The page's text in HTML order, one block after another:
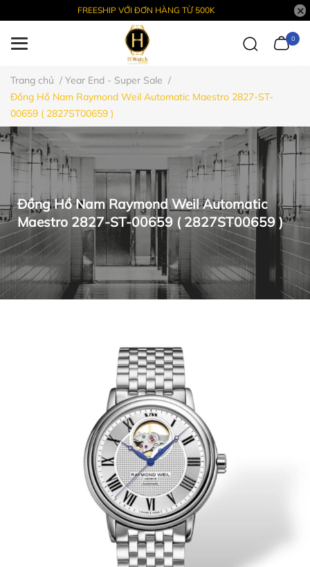
FREESHIP VỚI ĐƠN HÀNG TỪ 500K
0
Trang chủ / Year End - Super Sale /
Đồng Hồ Nam Raymond Weil Automatic Maestro 2827-ST-
00659 ( 2827ST00659 )
Đồng Hồ Nam Raymond Weil Automatic
Maestro 2827-ST-00659 ( 2827ST00659 )